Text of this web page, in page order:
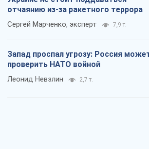
отчаянию из-за ракетного террора
Сергей Марченко, эксперт 7,9 т.
Запад проспал угрозу: Россия
проверить НАТО войной
Леонид Невзлин 2,7 т.